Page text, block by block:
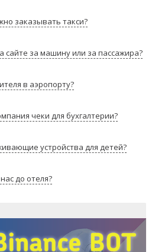
заказывать такси?
сайте за машину или за пассажира?
в аэропорту?
чеки для бухгалтерии?
устройства для детей?
до отеля?